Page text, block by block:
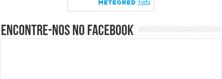
Encontre-nos no Facebook